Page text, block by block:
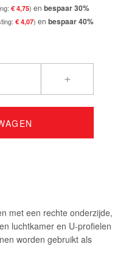
€ 4,75 en bespaar30%
€ 4,07 en bespaar40%
+
met een rechte onderzijde,
luchtkamer en U-profielen
worden gebruikt als